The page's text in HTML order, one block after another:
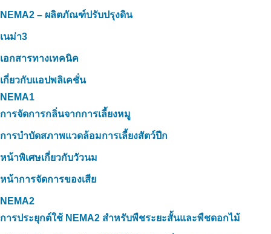
NEMA2 – ผลิตภัณฑ์ปรับปรุงดิน
เนม่า3
เอกสารทางเทคนิค
เกี่ยวกับแอปพลิเคชั่น
NEMA1
การจัดการกลิ่นจากการเลี้ยงหมู
การบำบัดสภาพแวดล้อมการเลี้ยงสัตว์ปีก
หน้าพิเศษเกี่ยวกับวัวนม
หน้าการจัดการของเสีย
NEMA2
การประยุกต์ใช้ NEMA2 สำหรับพืชระยะสั้นและพืชดอกไม้